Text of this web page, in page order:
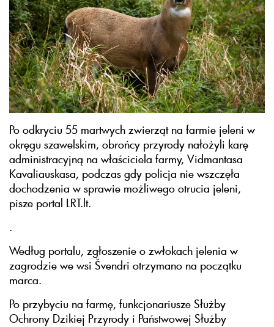
Po odkryciu 55 martwych zwierząt na farmie jeleni w
okręgu szawelskim, obrońcy przyrody nałożyli karę
administracyjną na właściciela farmy, Vidmantasa
Kavaliauskasa, podczas gdy policja nie wszczęła
dochodzenia w sprawie możliwego otrucia jeleni,
pisze portal LRT.lt.
.
Według portalu, zgłoszenie o zwłokach jelenia w
zagrodzie we wsi Švendri otrzymano na początku
marca.
Po przybyciu na farmę, funkcjonariusze Służby
Ochrony Dzikiej Przyrody i Państwowej Służby